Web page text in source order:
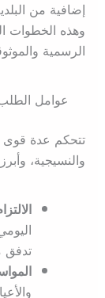
إضافية من
وهذه الخطوات
الرسمية
عوامل
تتحكم عدة قوى
والنسيجية،
تدفق